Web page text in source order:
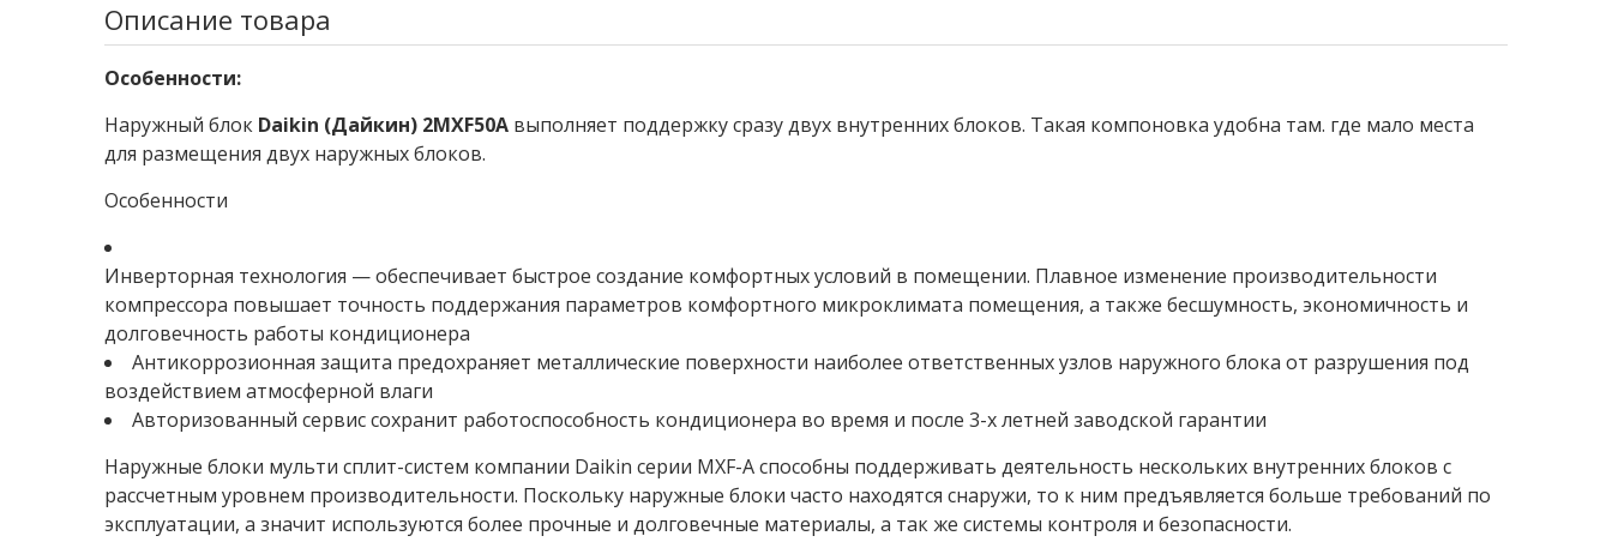
Описание товара
Особенности:
Наружный блок Daikin (Дайкин) 2MXF50A выполняет поддержку сразу двух внутренних блоков. Такая компоновка удобна там. где мало места
для размещения двух наружных блоков.
Особенности
Инверторная технология — обеспечивает быстрое создание комфортных условий в помещении. Плавное изменение производительности
компрессора повышает точность поддержания параметров комфортного микроклимата помещения, а также бесшумность, экономичность и
долговечность работы кондиционера
Антикоррозионная защита предохраняет металлические поверхности наиболее ответственных узлов наружного блока от разрушения под
воздействием атмосферной влаги
Авторизованный сервис сохранит работоспособность кондиционера во время и после 3-х летней заводской гарантии
Наружные блоки мульти сплит-систем компании Daikin серии MXF-A способны поддерживать деятельность нескольких внутренних блоков с
рассчетным уровнем производительности. Поскольку наружные блоки часто находятся снаружи, то к ним предъявляется больше требований по
эксплуатации, а значит используются более прочные и долговечные материалы, а так же системы контроля и безопасности.